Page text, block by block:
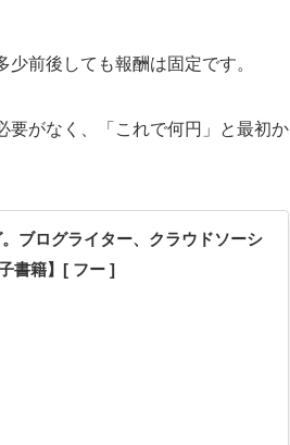
前後しても報酬は固定です。
要がなく、「これで何円」と最初か
ブログライター、クラウドソーシ
書籍】[ フー ]